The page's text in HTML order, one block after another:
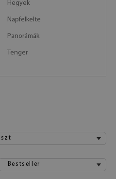
Hegyek
Napfelkelte
Panorámák
Tenger
Bestseller